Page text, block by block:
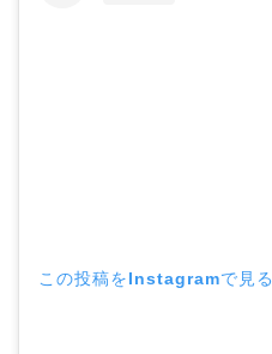
この投稿をInstagramで見る